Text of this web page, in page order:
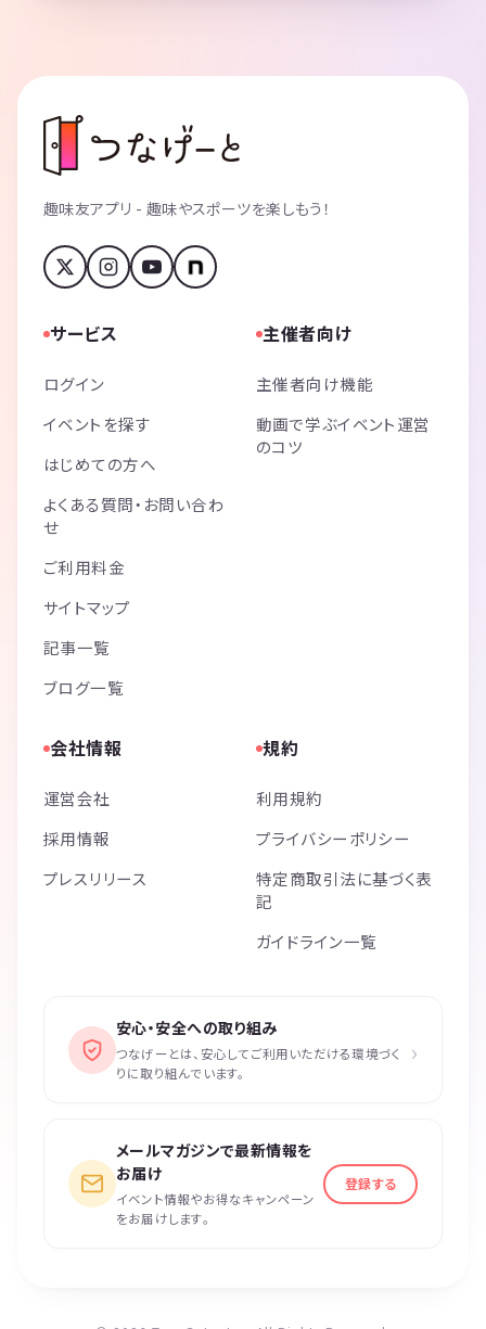
トします。
Q. 女性もいますか？
A. 女性参加者が多いことが特徴です。（日により様々ですが平均する
と35%が女性です）
Q. 初参加ですが大丈夫？
A. いつも半数の人が初参加です。プロのイベントスタッフが常駐して
いますのでご安心ください。
Q. 途中入場・途中退室はできますか？
A. 可能です。
Q. 飲みものは出ますか？
ます）。表示の参加費以外は一切費用はかかりません。ドリンクのみの
Q. 持ち物はありますか？
A. 携帯電話と名刺もあったほうが良いと思います（強制ではありませ
ん）。
Q. 参加費のお支払い方法は？
ります）
Q. 何人くらい参加しますか？
A. 少ない時は15人くらい多い時は40人くらいです♪
Q. 何歳から何歳まで参加できますか？
A. 年齢の制限はございません。
A. 着席＋立席式です。大半を椅子に座って話せるので疲れません！
Q. しつこく営業する人、誘ってくる人が・・・
A. 必要がない時はきっぱりとお断りして結構です。クレームが複数出
ねられますが、違法行為や迷惑行為は禁止です。
A. 帝国ホテルタワー（本館ではありません）の目の前です。近くには
などがあります。
話が盛り上がる♬
交流会では参加者の皆様に楽しく安全にお過ごしいただくため下記の禁
止事項を設けてます。
参加者の皆様は、参加者間、参加者と当会スタッフ間において、セクハ
惑行為、許可のないチラシ等の無差別配布、宗教の勧誘をすることはで
きません。
＜中止について＞
地震、台風などの災害や悪天候時には皆様の安全を確保するために当社
趣味友アプリ - 趣味やスポーツを楽しもう！
サービス
ログイン
イベントを探す
はじめての方へ
よくある質問・お問い合わ
せ
ご利用料金
サイトマップ
記事一覧
ブログ一覧
主催者向け
主催者向け機能
動画で学ぶイベント運営
のコツ
会社情報
運営会社
採用情報
プレスリリース
規約
利用規約
プライバシーポリシー
特定商取引法に基づく表
記
ガイドライン一覧
安心・安全への取り組み
つなげーとは、安心してご利用いただける環境づく
りに取り組んでいます。
›
メールマガジンで最新情報を
お届け
イベント情報やお得なキャンペーン
をお届けします。
登録する